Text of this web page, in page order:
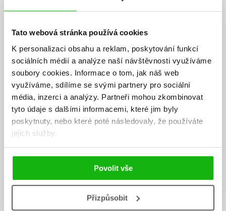
Tato webová stránka používá cookies
K personalizaci obsahu a reklam, poskytování funkcí
sociálních médií a analýze naší návštěvnosti využíváme
soubory cookies. Informace o tom, jak náš web
využíváme, sdílíme se svými partnery pro sociální
média, inzerci a analýzy. Partneři mohou zkombinovat
tyto údaje s dalšími informacemi, které jim byly
poskytnuty, nebo které poté následovaly, že používáte
jejich služby.
Povolit vše
Přizpůsobit